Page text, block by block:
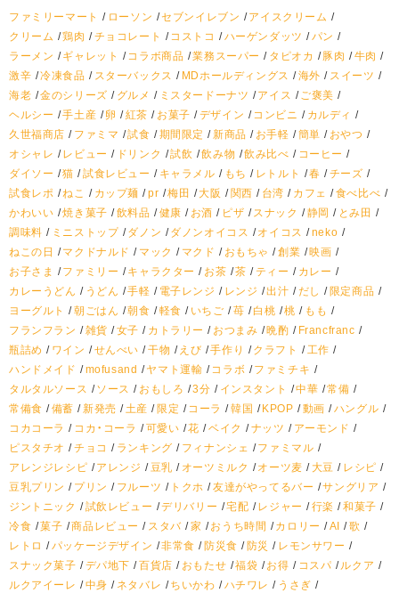
ファミリーマート ローソン セブンイレブン
アイスクリーム
クリーム
鶏肉 チョコレート コストコ ハーゲンダッツ
パン
ラーメン
ギャレット コラボ商品 業務スーパー タピオカ 豚肉
牛肉
激辛 冷凍食品 スターバックス MDホールディングス 海外
スイーツ
海老 金のシリーズ グルメ ミスタードーナツ アイス
ご褒美
ヘルシー
手土産 卵 紅茶 お菓子 デザイン コンビニ
カルディ
久世福商店
ファミマ 試食 期間限定 新商品 お手軽 簡単
おやつ
オシャレ
レビュー ドリンク 試飲 飲み物 飲み比べ
コーヒー
ダイソー
猫 試食レビュー キャラメル もち レトルト 春
チーズ
試食レポ ねこ カップ麺 pr 梅田 大阪 関西 台湾 カフェ
食べ比べ
かわいい 焼き菓子 飲料品 健康 お酒 ピザ スナック 静岡
とみ田
調味料
ミニストップ ダノン ダノンオイコス オイコス
neko
ねこの日
マクドナルド マック マクド おもちゃ 創業 映画
お子さま
ファミリー キャラクター お茶 茶 ティー
カレー
カレーうどん
うどん 手軽 電子レンジ レンジ 出汁 だし
限定商品
ヨーグルト
朝ごはん 朝食 軽食 いちご 苺 白桃 桃
もも
フランフラン
雑貨 女子 カトラリー おつまみ 晩酌
Francfranc
瓶詰め
ワイン せんべい 干物 えび 手作り クラフト
工作
ハンドメイド
mofusand ヤマト運輸 コラボ
ファミチキ
タルタルソース
ソース おもしろ 3分 インスタント 中華 常備
常備食
備蓄 新発売 土産 限定 コーラ 韓国 KPOP 動画
ハングル
コカコーラ
コカ・コーラ 可愛い 花 ベイク ナッツ
アーモンド
ピスタチオ
チョコ ランキング フィナンシェ
ファミマル
アレンジレシピ
アレンジ 豆乳 オーツミルク オーツ麦 大豆
レシピ
豆乳プリン
プリン フルーツ トクホ 友達がやってるバー
サングリア
ジントニック
試飲レビュー デリバリー 宅配 レジャー 行楽
和菓子
冷食 菓子 商品レビュー スタバ 家 おうち時間 カロリー AI
歌
レトロ
パッケージデザイン 非常食 防災食 防災
レモンサワー
スナック菓子
デパ地下 百貨店 おもたせ 福袋 お得 コスパ
ルクア
ルクアイーレ
中身 ネタバレ ちいかわ ハチワレ
うさぎ